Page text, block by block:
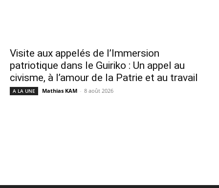
Visite aux appelés de l’Immersion
patriotique dans le Guiriko : Un appel au
civisme, à l’amour de la Patrie et au travail
A LA UNE Mathias KAM - 8 août 2026